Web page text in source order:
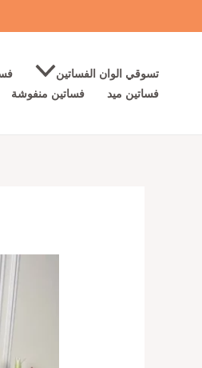
إلى
تسوقي الوان الفساتين
فساتين ميد
فساتين منفوشة